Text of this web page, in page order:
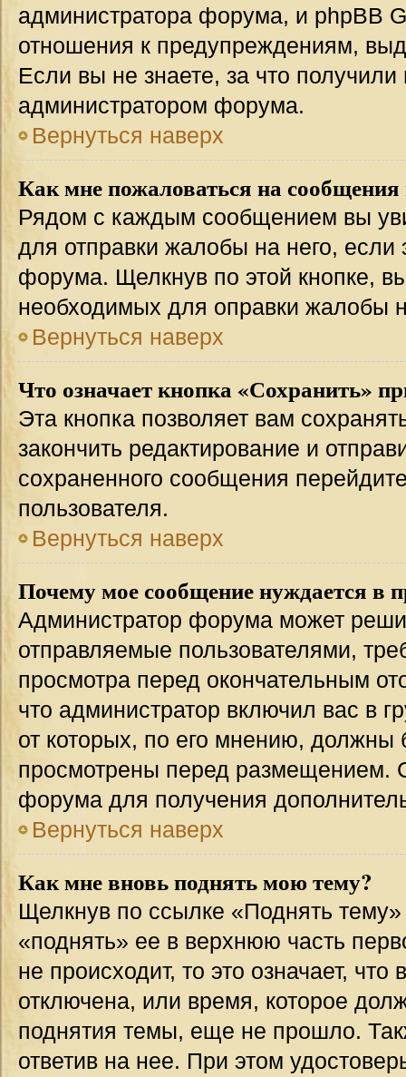
администратора форума, и phpBB
отношения к предупреждениям,
Если вы не знаете, за что
администратором форума.
Вернуться наверх
Как мне пожаловаться на сообщения
Рядом с каждым сообщением вы
для отправки жалобы на него,
форума. Щелкнув по этой кнопке,
необходимых для оправки жалобы
Вернуться наверх
Что означает кнопка «Сохранить»
Эта кнопка позволяет вам
закончить редактирование и
сохраненного сообщения
пользователя.
Вернуться наверх
Почему мое сообщение нуждается в
Администратор форума может
отправляемые пользователями,
просмотра перед окончательным
что администратор включил вас в
от которых, по его мнению, должны
просмотрены перед размещением.
форума для получения
Вернуться наверх
Как мне вновь поднять мою тему?
Щелкнув по ссылке «Поднять
«поднять» ее в верхнюю часть
не происходит, то это означает,
отключена, или время, которое
поднятия темы, еще не прошло.
ответив на нее. При этом